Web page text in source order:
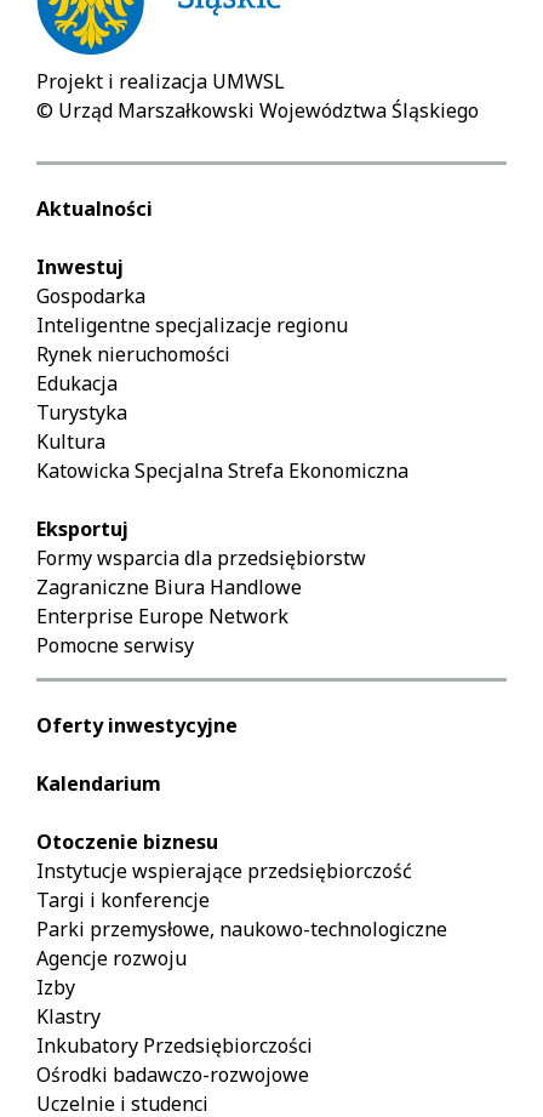
Projekt i realizacja UMWSL
© Urząd Marszałkowski Województwa Śląskiego
Aktualności
Inwestuj
Gospodarka
Inteligentne specjalizacje regionu
Rynek nieruchomości
Edukacja
Turystyka
Kultura
Katowicka Specjalna Strefa Ekonomiczna
Eksportuj
Formy wsparcia dla przedsiębiorstw
Zagraniczne Biura Handlowe
Enterprise Europe Network
Pomocne serwisy
Oferty inwestycyjne
Kalendarium
Otoczenie biznesu
Instytucje wspierające przedsiębiorczość
Targi i konferencje
Parki przemysłowe, naukowo-technologiczne
Agencje rozwoju
Izby
Klastry
Inkubatory Przedsiębiorczości
Ośrodki badawczo-rozwojowe
Uczelnie i studenci